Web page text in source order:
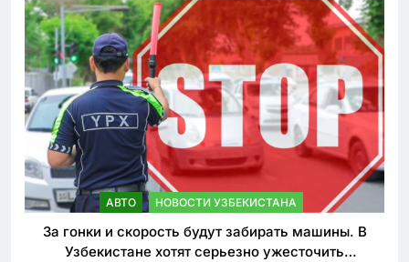
АВТО НОВОСТИ УЗБЕКИСТАНА
За гонки и скорость будут забирать машины. В
Узбекистане хотят серьезно ужесточить